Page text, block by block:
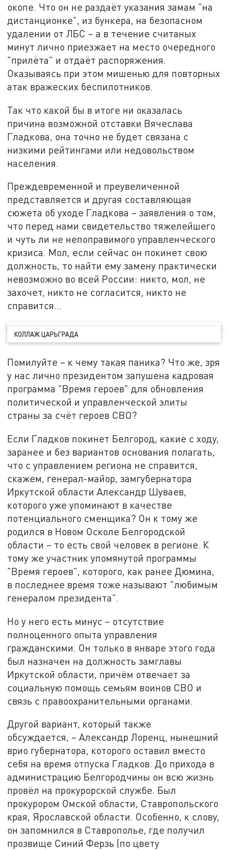
окопе. Что он не раздаёт указания замам "на
дистанционке", из бункера, на безопасном
удалении от ЛБС – а в течение считаных
минут лично приезжает на место очередного
"прилёта" и отдаёт распоряжения.
Оказываясь при этом мишенью для повторных
атак вражеских беспилотников.
Так что какой бы в итоге ни оказалась
причина возможной отставки Вячеслава
Гладкова, она точно не будет связана с
низкими рейтингами или недовольством
населения.
Преждевременной и преувеличенной
представляется и другая составляющая
сюжета об уходе Гладкова – заявления о том,
что перед нами свидетельство тяжелейшего
и чуть ли не непоправимого управленческого
кризиса. Мол, если сейчас он покинет свою
должность, то найти ему замену практически
невозможно во всей России: никто, мол, не
захочет, никто не согласится, никто не
справится…
КОЛЛАЖ ЦАРЬГРАДА
Помилуйте – к чему такая паника? Что же, зря
у нас лично президентом запушена кадровая
программа "Время героев" для обновления
политической и управленческой элиты
страны за счёт героев СВО?
Если Гладков покинет Белгород, какие с ходу,
заранее и без вариантов основания полагать,
что с управлением региона не справится,
скажем, генерал-майор, замгубернатора
Иркутской области Александр Шуваев,
которого уже упоминают в качестве
потенциального сменщика? Он к тому же
родился в Новом Осколе Белгородской
области – то есть свой человек в регионе. К
тому же участник упомянутой программы
"Время героев", которого, как ранее Дюмина,
в последнее время тоже называют "любимым
генералом президента".
Но у него есть минус – отсутствие
полноценного опыта управления
гражданскими. Он только в январе этого года
был назначен на должность замглавы
Иркутской области, причём отвечает за
социальную помощь семьям воинов СВО и
связь с правоохранительными органами.
Другой вариант, который также
обсуждается, – Александр Лоренц, нынешний
врио губернатора, которого оставил вместо
себя на время отпуска Гладков. До прихода в
администрацию Белгородчины он всю жизнь
провёл на прокурорской службе. Был
прокурором Омской области, Ставропольского
края, Ярославской области. Особенно, к слову,
он запомнился в Ставрополье, где получил
прозвище Синий Ферзь (по цвету